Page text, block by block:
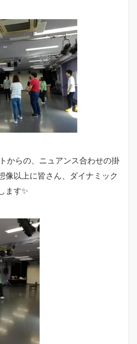
からの、ニュアンス合わせの掛
以上に皆さん、ダイナミック
ます✨